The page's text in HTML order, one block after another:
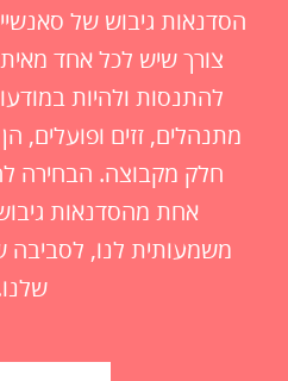
הסדנאות גיבוש של
צורך שיש לכל אחד
להתנסות ולהיות
מתנהלים, זזים ופועלים,
חלק מקבוצה. הבחירה
אחת מהסדנאות
משמעותית לנו, לסביבה